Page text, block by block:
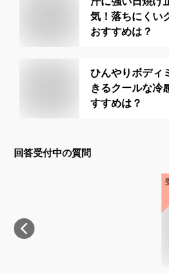
気！落ちにくい
おすすめは？
ひんやりボディ
きるクールな冷
すすめは？
回答受付中の質問